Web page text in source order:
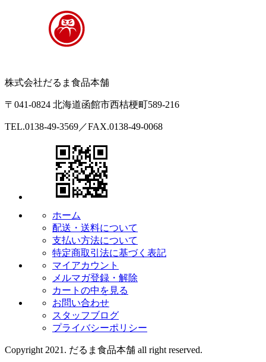
株式会社だるま食品本舗
〒041-0824 北海道函館市西桔梗町589-216
TEL.0138-49-3569／FAX.0138-49-0068
ホーム
配送・送料について
支払い方法について
特定商取引法に基づく表記
マイアカウント
メルマガ登録・解除
カートの中を見る
お問い合わせ
スタッフブログ
プライバシーポリシー
Copyright 2021. だるま食品本舗 all right reserved.